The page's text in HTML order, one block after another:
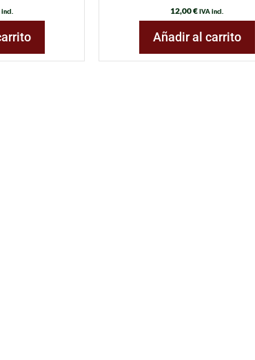
incl. 12,00€IVA incl.
Añadir al carrito